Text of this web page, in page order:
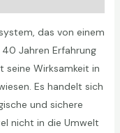
das von einem
Jahren Erfahrung
seine Wirksamkeit in
Es handelt sich
und sichere
nicht in die Umwelt